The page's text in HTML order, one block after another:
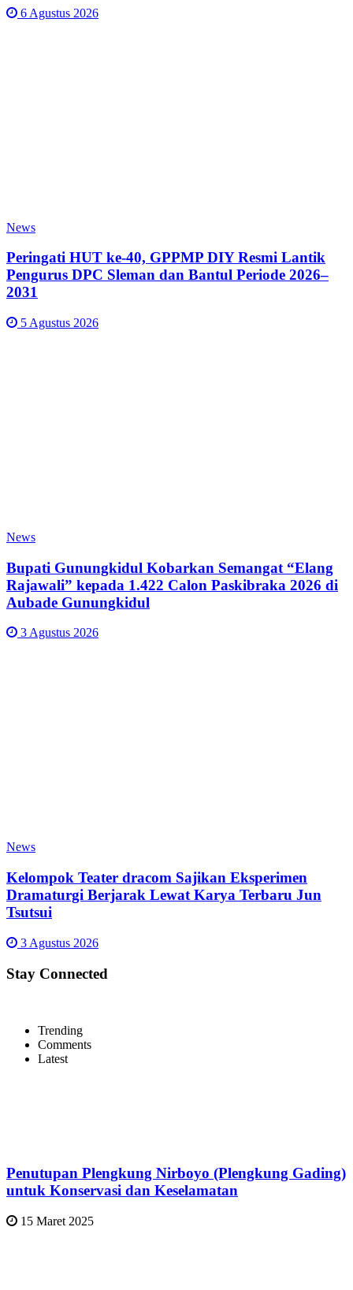
6 Agustus 2026
News
Peringati HUT ke-40, GPPMP DIY Resmi Lantik
Pengurus DPC Sleman dan Bantul Periode 2026–
2031
5 Agustus 2026
News
Bupati Gunungkidul Kobarkan Semangat “Elang
Rajawali” kepada 1.422 Calon Paskibraka 2026 di
Aubade Gunungkidul
3 Agustus 2026
News
Kelompok Teater dracom Sajikan Eksperimen
Dramaturgi Berjarak Lewat Karya Terbaru Jun
Tsutsui
3 Agustus 2026
Stay Connected
Trending
Comments
Latest
Penutupan Plengkung Nirboyo (Plengkung Gading)
untuk Konservasi dan Keselamatan
15 Maret 2025